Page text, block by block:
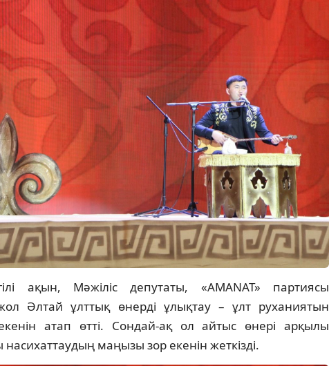
ақын, Мәжіліс депутаты, «AMANAT» партиясы
Әлтай ұлттық өнерді ұлықтау – ұлт руханиятын
атап өтті. Сондай-ақ ол айтыс өнері арқылы
маңызы зор екенін жеткізді.